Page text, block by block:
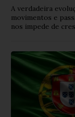
A verdadeira
movimentos e
nos impede de